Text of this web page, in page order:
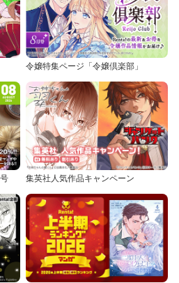
令嬢特集ページ「令嬢倶楽部」
集英社人気作品キャンペーン